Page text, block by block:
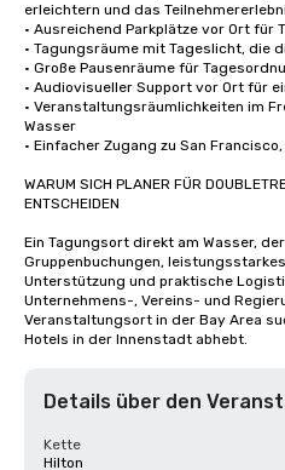
erleichtern und das
• Ausreichend Parkplätze vor Ort für
• Tagungsräume mit Tageslicht, die
• Große Pausenräume für
• Audiovisueller Support vor Ort für
• Veranstaltungsräumlichkeiten im
Wasser
• Einfacher Zugang zu San
WARUM SICH PLANER FÜR
ENTSCHEIDEN
Ein Tagungsort direkt am Wasser,
Gruppenbuchungen,
Unterstützung und praktische
Unternehmens-, Vereins- und
Veranstaltungsort in der Bay Area
Hotels in der Innenstadt abhebt.
Details über den
Kette
Hilton